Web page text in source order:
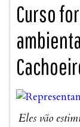
Curso
Eles vão